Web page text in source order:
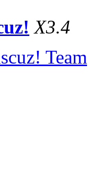
X3.4
Team